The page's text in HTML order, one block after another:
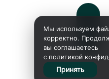
Мы используем
корректно.
вы соглашаетесь
с политикой
Принять